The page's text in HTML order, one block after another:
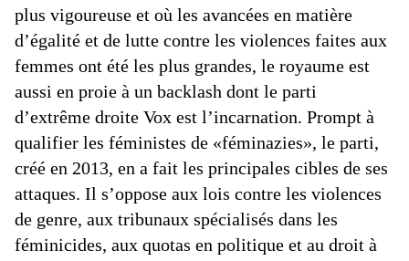
plus vigoureuse et où les avancées en matière
d’égalité et de lutte contre les violences faites aux
femmes ont été les plus grandes, le royaume est
aussi en proie à un backlash dont le parti
d’extrême droite Vox est l’incarnation. Prompt à
qualifier les féministes de «féminazies», le parti,
créé en 2013, en a fait les principales cibles de ses
attaques. Il s’oppose aux lois contre les violences
de genre, aux tribunaux spécialisés dans les
féminicides, aux quotas en politique et au droit à